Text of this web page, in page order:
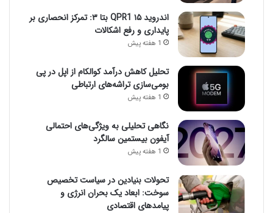
اندروید ۱۵ QPR1 بتا ۳: تمرکز انحصاری بر
پایداری و رفع اشکالات
1 هفته پیش
تحلیل کاهش درآمد کوالکام از اپل در پی
بومی‌سازی تراشه‌های ارتباطی
1 هفته پیش
نگاهی تحلیلی به ویژگی‌های احتمالی
آیفون بیستمین سالگرد
1 هفته پیش
تحولات بنیادین در سیاست تخصیص
سوخت: ابعاد یک بحران انرژی و
پیامدهای اقتصادی